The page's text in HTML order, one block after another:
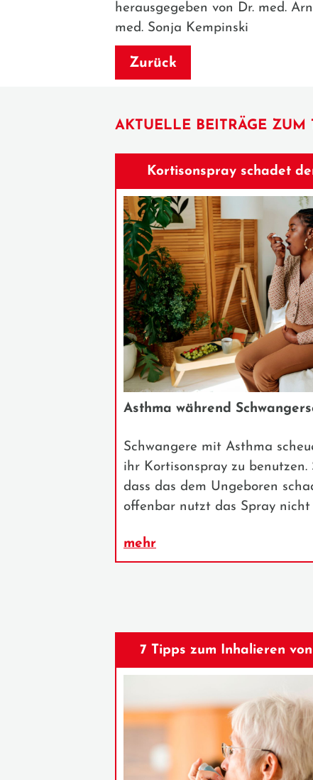
herausgegeben von Dr. med.
med. Sonja Kempinski
Zurück
AKTUELLE BEITRÄGE ZUM
Kortisonspray schadet
Asthma während
Schwangere mit Asthma
ihr Kortisonspray zu benutzen.
dass das dem Ungeboren
offenbar nutzt das Spray
mehr
7 Tipps zum Inhalieren